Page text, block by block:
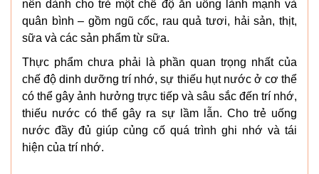
nên dành cho trẻ một chế độ ăn uống lành mạnh và
quân bình – gồm ngũ cốc, rau quả tươi, hải sản, thịt,
sữa và các sản phẩm từ sữa.
Thực phẩm chưa phải là phần quan trọng nhất của
chế độ dinh dưỡng trí nhớ, sự thiếu hụt nước ở cơ thể
có thể gây ảnh hưởng trực tiếp và sâu sắc đến trí nhớ,
thiếu nước có thể gây ra sự lầm lẫn. Cho trẻ uống
nước đầy đủ giúp củng cố quá trình ghi nhớ và tái
hiện của trí nhớ.